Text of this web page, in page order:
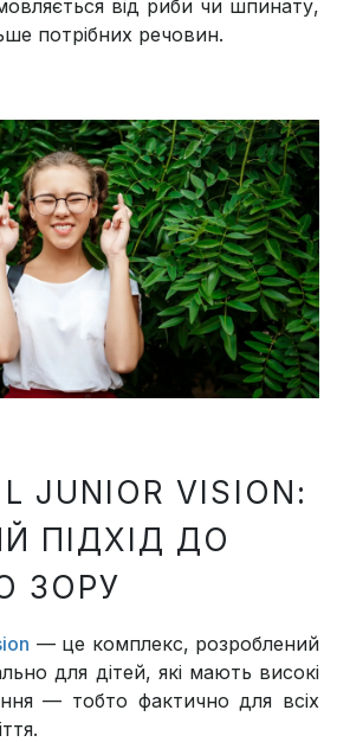
від риби чи шпинату,
потрібних речовин.
JUNIOR VISION:
ПІДХІД ДО
ЗОРУ
— це комплекс, розроблений
для дітей, які мають високі
— тобто фактично для всіх